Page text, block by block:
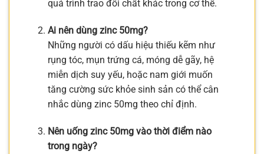
quá trình trao đổi chất khác trong cơ thể.
Ai nên dùng zinc 50mg?
Những người có dấu hiệu thiếu kẽm như
rụng tóc, mụn trứng cá, móng dễ gãy, hệ
miễn dịch suy yếu, hoặc nam giới muốn
tăng cường sức khỏe sinh sản có thể cân
nhắc dùng zinc 50mg theo chỉ định.
Nên uống zinc 50mg vào thời điểm nào
trong ngày?